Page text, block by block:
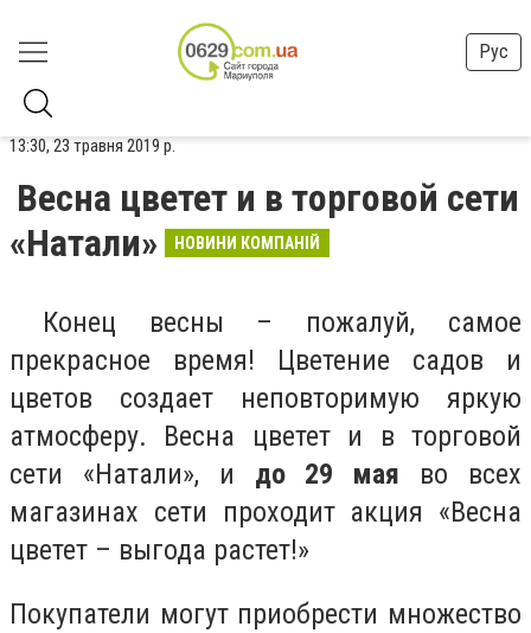
Рус
13:30, 23 травня 2019 р.
Весна цветет и в торговой сети
«Натали»
НОВИНИ КОМПАНІЙ
Конец весны – пожалуй, самое
прекрасное время! Цветение садов и
цветов создает неповторимую яркую
атмосферу. Весна цветет и в торговой
сети «Натали», и до 29 мая во всех
магазинах сети проходит акция «Весна
цветет – выгода растет!»
Покупатели могут приобрести множество